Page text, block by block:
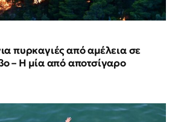
πυρκαγιές από αμέλεια σε
– Η μία από αποτσίγαρο